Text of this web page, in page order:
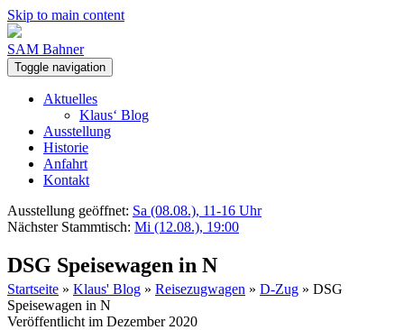
Skip to main content
SAM Bahner
Toggle navigation
Aktuelles
Klaus‘ Blog
Ausstellung
Historie
Anfahrt
Kontakt
Ausstellung geöffnet: Sa (08.08.), 11-16 Uhr
Nächster Stammtisch: Mi (12.08.), 19:00
DSG Speisewagen in N
Startseite » Klaus' Blog » Reisezugwagen » D-Zug » DSG
Speisewagen in N
Veröffentlicht im Dezember 2020